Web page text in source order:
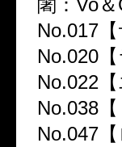
No.017
No.020
No.022
No.038
No.047